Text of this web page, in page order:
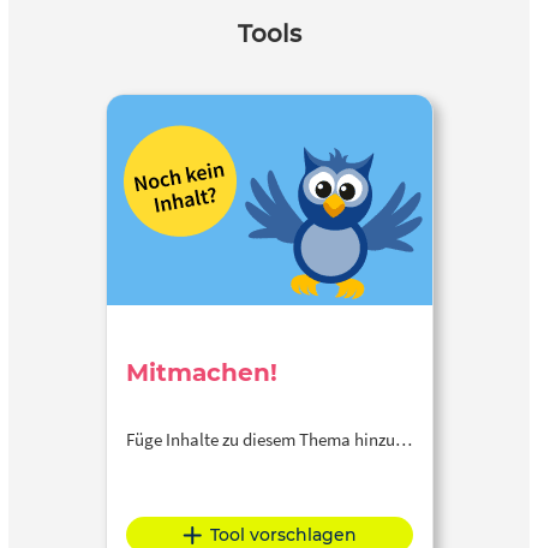
Tools
Mitmachen!
Füge Inhalte zu diesem Thema hinzu…
Tool vorschlagen